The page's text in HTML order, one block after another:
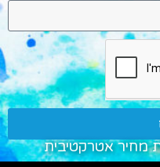
מחיר אטרקטיבית